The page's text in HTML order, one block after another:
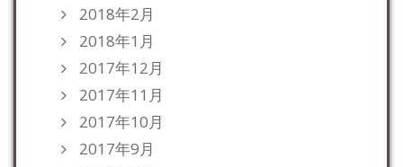
2018年2月
2018年1月
2017年12月
2017年11月
2017年10月
2017年9月